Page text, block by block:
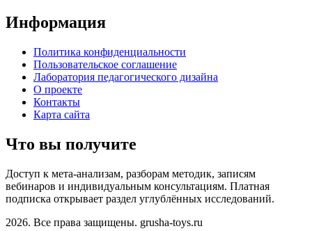
Информация
Политика конфиденциальности
Пользовательское соглашение
Лаборатория педагогического дизайна
О проекте
Контакты
Карта сайта
Что вы получите
Доступ к мета-анализам, разборам методик, записям
вебинаров и индивидуальным консультациям. Платная
подписка открывает раздел углублённых исследований.
2026. Все права защищены. grusha-toys.ru